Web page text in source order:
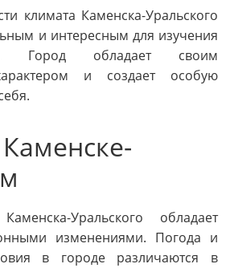
климата Каменска-Уральского
и интересным для изучения
Город обладает своим
и создает особую
Уральского обладает
изменениями. Погода и
в городе различаются в